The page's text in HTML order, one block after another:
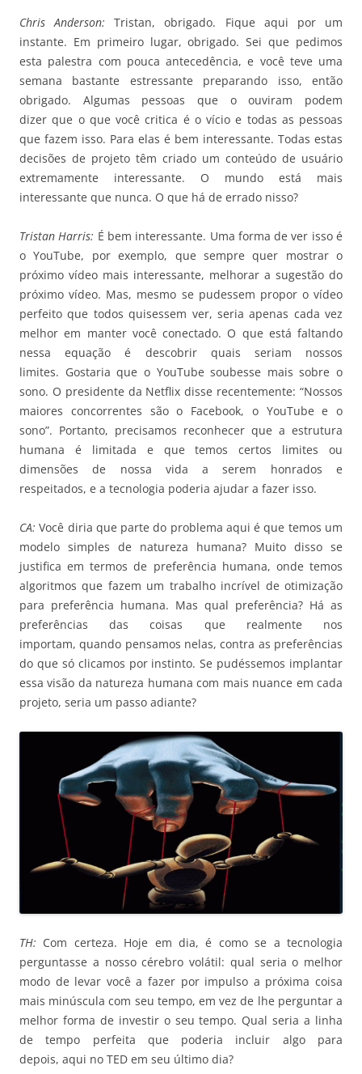
Chris Anderson: Tristan, obrigado. Fique aqui por um
instante. Em primeiro lugar, obrigado. Sei que pedimos
esta palestra com pouca antecedência, e você teve uma
semana bastante estressante preparando isso, então
obrigado. Algumas pessoas que o ouviram podem
dizer que o que você critica é o vício e todas as pessoas
que fazem isso. Para elas é bem interessante. Todas estas
decisões de projeto têm criado um conteúdo de usuário
extremamente interessante. O mundo está mais
interessante que nunca. O que há de errado nisso?
Tristan Harris: É bem interessante. Uma forma de ver isso é
o YouTube, por exemplo, que sempre quer mostrar o
próximo vídeo mais interessante, melhorar a sugestão do
próximo vídeo. Mas, mesmo se pudessem propor o vídeo
perfeito que todos quisessem ver, seria apenas cada vez
melhor em manter você conectado. O que está faltando
nessa equação é descobrir quais seriam nossos
limites. Gostaria que o YouTube soubesse mais sobre o
sono. O presidente da Netflix disse recentemente: “Nossos
maiores concorrentes são o Facebook, o YouTube e o
sono”. Portanto, precisamos reconhecer que a estrutura
humana é limitada e que temos certos limites ou
dimensões de nossa vida a serem honrados e
respeitados, e a tecnologia poderia ajudar a fazer isso.
CA: Você diria que parte do problema aqui é que temos um
modelo simples de natureza humana? Muito disso se
justifica em termos de preferência humana, onde temos
algoritmos que fazem um trabalho incrível de otimização
para preferência humana. Mas qual preferência? Há as
preferências das coisas que realmente nos
importam, quando pensamos nelas, contra as preferências
do que só clicamos por instinto. Se pudéssemos implantar
essa visão da natureza humana com mais nuance em cada
projeto, seria um passo adiante?
TH: Com certeza. Hoje em dia, é como se a tecnologia
perguntasse a nosso cérebro volátil: qual seria o melhor
modo de levar você a fazer por impulso a próxima coisa
mais minúscula com seu tempo, em vez de lhe perguntar a
melhor forma de investir o seu tempo. Qual seria a linha
de tempo perfeita que poderia incluir algo para
depois, aqui no TED em seu último dia?